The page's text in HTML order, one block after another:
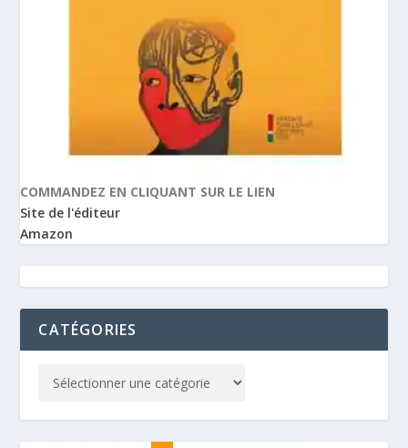
COMMANDEZ EN CLIQUANT SUR LE LIEN
Site de l'éditeur
Amazon
CATÉGORIES